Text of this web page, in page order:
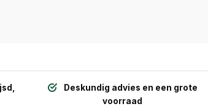
Deskundig advies en een grote
voorraad